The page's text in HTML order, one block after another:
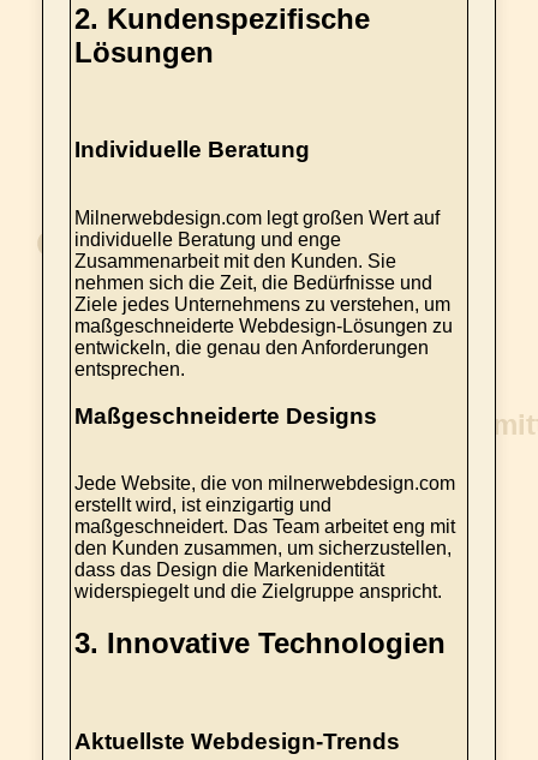
2. Kundenspezifische
Lösungen
Individuelle Beratung
Milnerwebdesign.com legt großen Wert auf
individuelle Beratung und enge
Zusammenarbeit mit den Kunden. Sie
nehmen sich die Zeit, die Bedürfnisse und
Ziele jedes Unternehmens zu verstehen, um
maßgeschneiderte Webdesign-Lösungen zu
entwickeln, die genau den Anforderungen
entsprechen.
Maßgeschneiderte Designs
Jede Website, die von milnerwebdesign.com
erstellt wird, ist einzigartig und
maßgeschneidert. Das Team arbeitet eng mit
den Kunden zusammen, um sicherzustellen,
dass das Design die Markenidentität
widerspiegelt und die Zielgruppe anspricht.
3. Innovative Technologien
Aktuellste Webdesign-Trends